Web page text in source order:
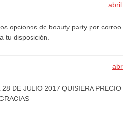
abril
opciones de beauty party por
tu disposición.
28 DE JULIO 2017 QUISIERA